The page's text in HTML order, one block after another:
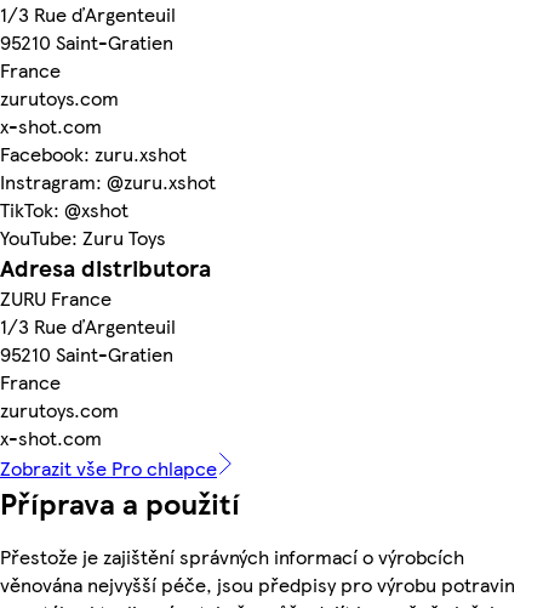
1/3 Rue ďArgenteuil
95210 Saint-Gratien
France
zurutoys.com
x-shot.com
Facebook: zuru.xshot
Instragram: @zuru.xshot
TikTok: @xshot
YouTube: Zuru Toys
Adresa distributora
ZURU France
1/3 Rue ďArgenteuil
95210 Saint-Gratien
France
zurutoys.com
x-shot.com
Zobrazit vše Pro chlapce
Příprava a použití
Přestože je zajištění správných informací o výrobcích
věnována nejvyšší péče, jsou předpisy pro výrobu potravin